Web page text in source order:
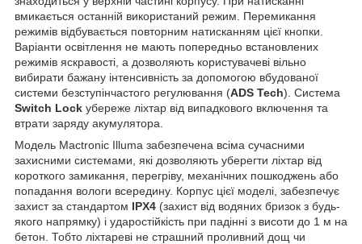
вмикається останній використаний режим. Перемикання
режимів відбувається повторним натисканням цієї кнопки.
Варіанти освітлення не мають попередньо встановлених
режимів яскравості, а дозволяють користувачеві вільно
вибирати бажану інтенсивність за допомогою вбудованої
системи безступінчастого регулювання (ADS Tech). Система
Switch Lock убереже ліхтар від випадкового включення та
втрати заряду акумулятора.
Модель Mactronic Illuma забезпечена всіма сучасними
захисними системами, які дозволяють уберегти ліхтар від
короткого замикання, перегріву, механічних пошкоджень або
попадання вологи всередину. Корпус цієї моделі, забезпечує
захист за стандартом IPХ4 (захист від водяних бризок з будь-
якого напрямку) і ударостійкість при падінні з висоти до 1 м на
бетон. Тобто ліхтареві не страшний проливний дощ чи